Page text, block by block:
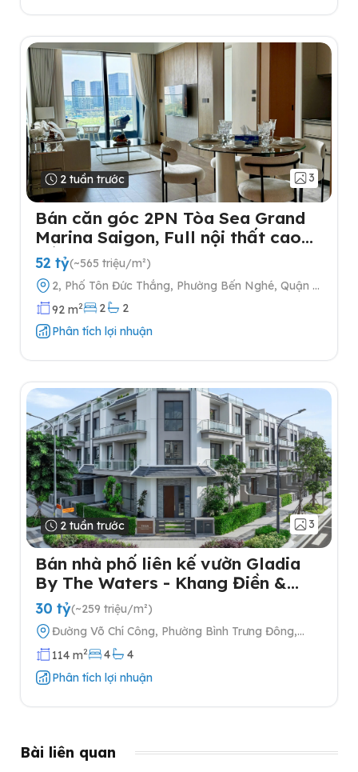
2 tuần trước 3
Bán căn góc 2PN Tòa Sea Grand
Marina Saigon, Full nội thất cao
cấp
52 tỷ(~565 triệu/m²)
2, Phố Tôn Đức Thắng, Phường Bến Nghé, Quận 1,
Thành phố Hồ Chí Minh
92 m2 2
2
Phân tích lợi nhuận
2 tuần trước 3
Bán nhà phố liên kế vườn Gladia
By The Waters - Khang Điền &
Keppel tại Quận 2
30 tỷ(~259 triệu/m²)
Đường Võ Chí Công, Phường Bình Trưng Đông,
Quận 2, Thành phố Hồ Chí Minh
114 m2 4
4
Phân tích lợi nhuận
Bài liên quan